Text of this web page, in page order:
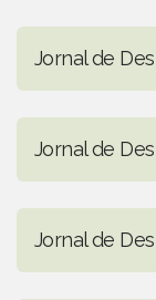
Jornal de
Jornal de
Jornal de